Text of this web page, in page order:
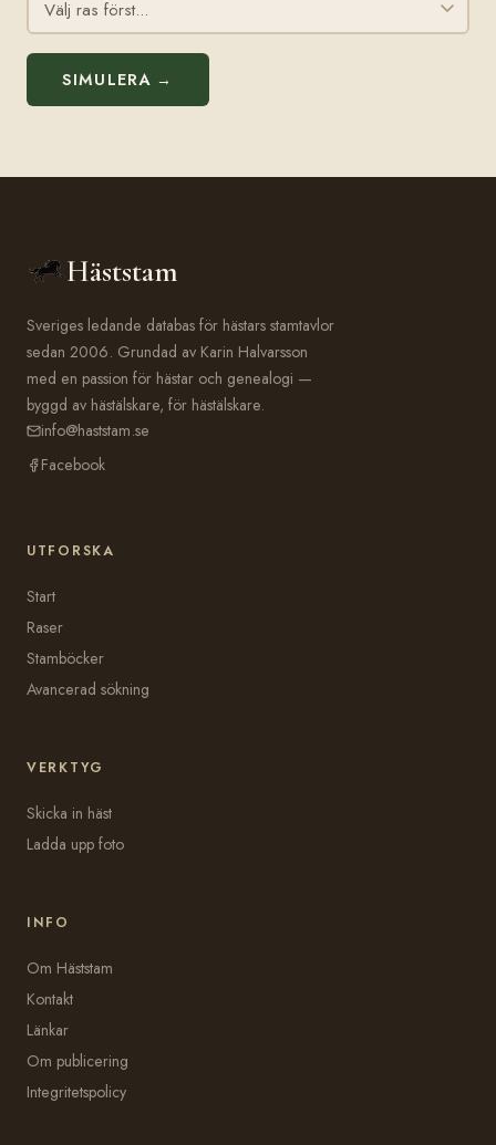
SIMULERA →
Häststam
Sveriges ledande databas för hästars stamtavlor
sedan 2006. Grundad av Karin Halvarsson
med en passion för hästar och genealogi —
byggd av hästälskare, för hästälskare.
info@haststam.se
Facebook
UTFORSKA
Start
Raser
Stamböcker
Avancerad sökning
VERKTYG
Skicka in häst
Ladda upp foto
INFO
Om Häststam
Kontakt
Länkar
Om publicering
Integritetspolicy